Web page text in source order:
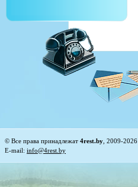
© Все права принадлежат 4rest.by , 2009-2026
E-mail: info@4rest.by